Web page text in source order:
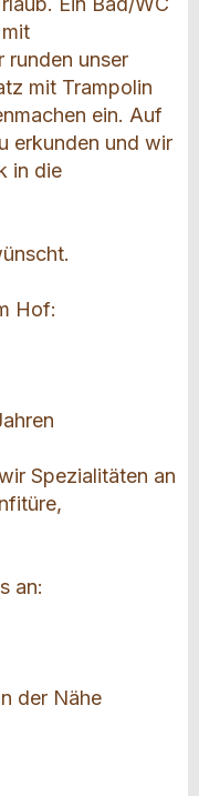
runden unser
mit Trampolin
ein. Auf
erkunden und wir
in die
Hof:
Spezialitäten an
an:
der Nähe